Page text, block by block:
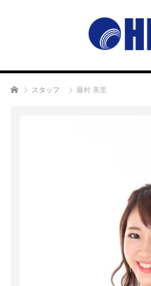
ホーム スタッフ 藤村 美里